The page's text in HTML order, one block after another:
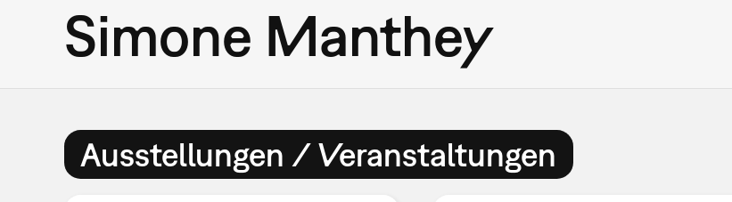
Simone Manthey
Ausstellungen / Veranstaltungen